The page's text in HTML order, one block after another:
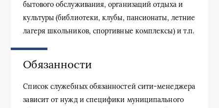
бытового обслуживания, организаций отдыха и
культуры (библиотеки, клубы, пансионаты, летние
лагеря школьников, спортивные комплексы) и т.п.
Обязанности
Список служебных обязанностей сити-менеджера
зависит от нужд и специфики муниципального